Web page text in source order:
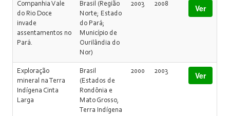
Companhia Vale
do Rio Doce
invade
assentamentos no
Pará.
Brasil (Região
Norte; Estado
do Pará;
Município de
Ourilândia do
Nor)
2003 2008 Ver
Exploração
mineral na Terra
Indígena Cinta
Larga
Brasil
(Estados de
Rondônia e
Mato Grosso,
Terra Indígena
2000 2003 Ver